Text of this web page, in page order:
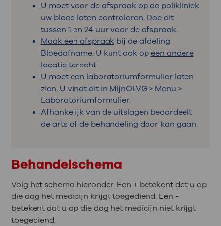
U moet voor de afspraak op de polikliniek
uw bloed laten controleren. Doe dit
tussen 1 en 24 uur voor de afspraak.
Maak een afspraakbij de afdeling
Bloedafname. U kunt ook opeen andere
locatieterecht.
U moet een laboratoriumformulier laten
zien. U vindt dit in MijnOLVG > Menu >
Laboratoriumformulier.
Afhankelijk van de uitslagen beoordeelt
de arts of de behandeling door kan gaan.
Behandelschema
Volg het schema hieronder. Een + betekent dat u op
die dag het medicijn krijgt toegediend. Een -
betekent dat u op die dag het medicijn niet krijgt
toegediend.